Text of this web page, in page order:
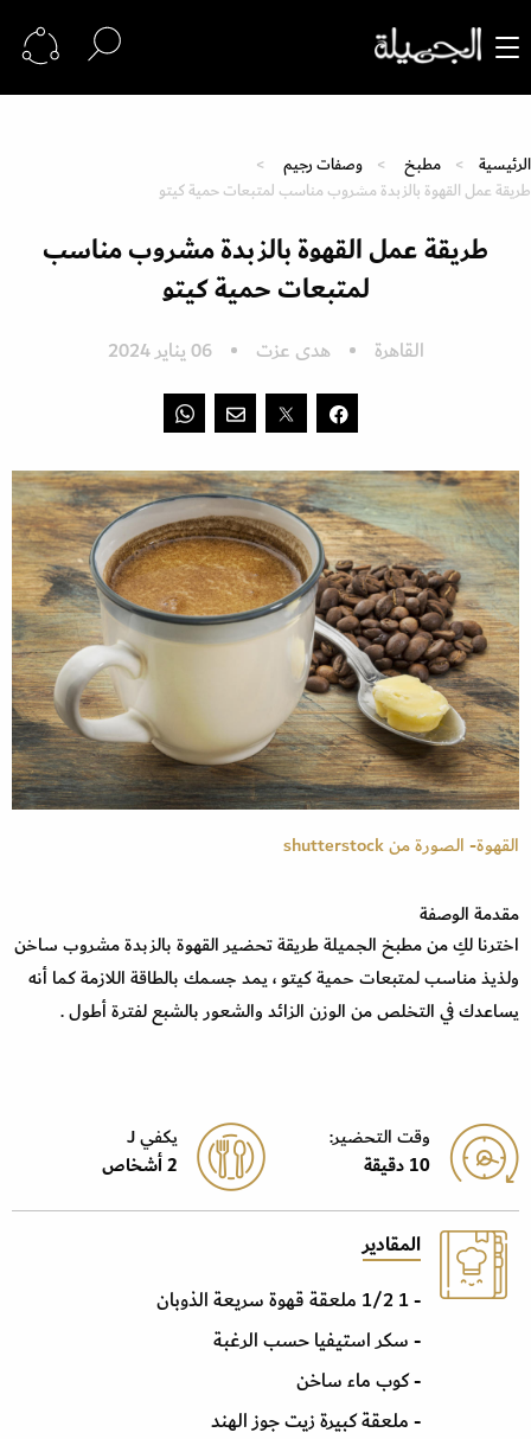
الرئيسية مطبخ
وصفات رجيم
طريقة عمل القهوة بالزبدة مشروب مناسب لمتبعات حمية كيتو
طريقة عمل القهوة بالزبدة مشروب مناسب
لمتبعات حمية كيتو
القاهرة هدى عزت 06 يناير 2024
القهوة- الصورة من shutterstock
مقدمة الوصفة
اخترنا لكِ من مطبخ الجميلة طريقة تحضير القهوة بالزبدة مشروب ساخن
ولذيذ مناسب لمتبعات حمية كيتو ، يمد جسمك بالطاقة اللازمة كما أنه
يساعدك في التخلص من الوزن الزائد والشعور بالشبع لفترة أطول .
وقت التحضير:
10 دقيقة
يكفي J
2 أشخاص
المقادير
- 1 1/2 ملعقة قهوة سريعة الذوبان
- سكر استيفيا حسب الرغبة
- كوب ماء ساخن
- ملعقة كبيرة زيت جوز الهند